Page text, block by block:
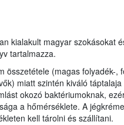
kialakult magyar szokásokat
tartalmazza.
összetétele (magas folyadék-
miatt szintén kiváló
okozó baktériumoknak,
a hőmérséklete. A
kell tárolni és szállítani.